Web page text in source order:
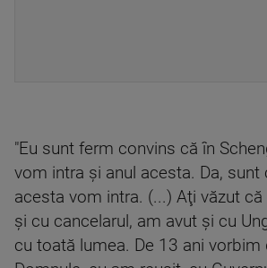
"Eu sunt ferm convins că în
vom intra şi anul acesta. Da, sunt
acesta vom intra. (...) Aţi văzut
şi cu cancelarul, am avut şi cu
cu toată lumea. De 13 ani vorbim